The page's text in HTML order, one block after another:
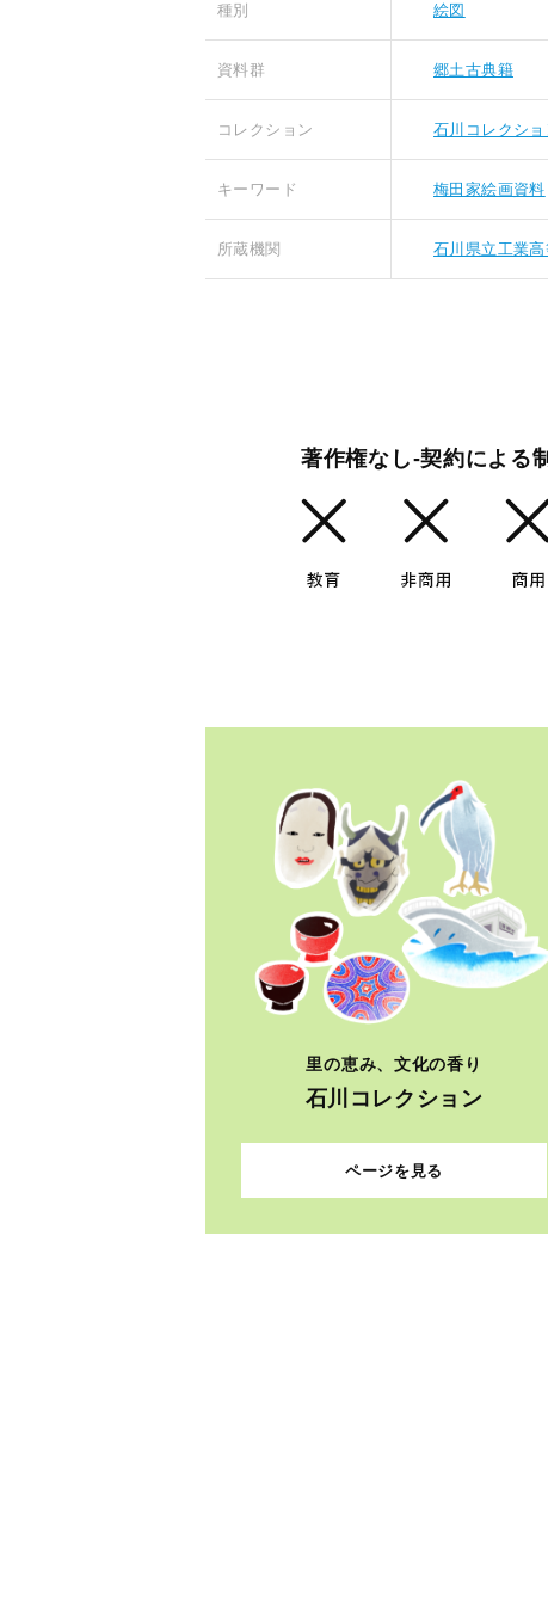
種別 絵図
資料群 郷土古典籍
コレクション 石川コレクショ
キーワード 梅田家絵画資料
所蔵機関 石川県立工業
著作権なし-契約による
里の恵み、文化の香り
石川コレクション
ページを見る